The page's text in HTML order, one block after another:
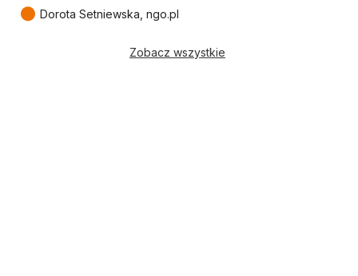
● Dorota Setniewska, ngo.pl
Zobacz wszystkie